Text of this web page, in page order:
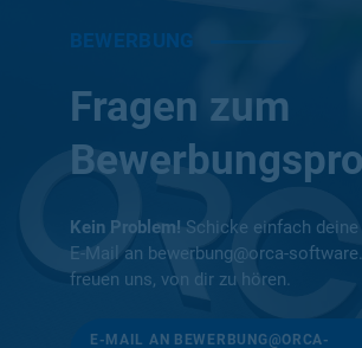
BEWERBUNG
Fragen zum
Kein Problem! Schicke einfach deine
E-Mail an bewerbung@orca-
freuen uns, von dir zu hören.
E-MAIL AN BEWERBUNG@ORCA-